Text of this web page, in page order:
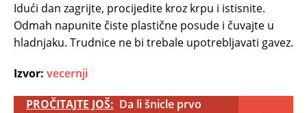
Idući dan zagrijte, procijedite kroz krpu i istisnite.
Odmah napunite čiste plastične posude i čuvajte u
hladnjaku. Trudnice ne bi trebale upotrebljavati gavez.
Izvor: vecernji
PROČITAJTE JOŠ: Da li šnicle prvo